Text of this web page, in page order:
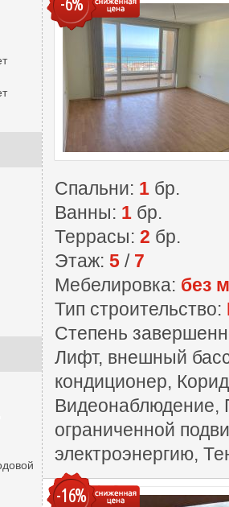
Спальни: 1 бр.
Ванны: 1 бр.
Террасы: 2 бр.
Этаж: 5 / 7
Мебелировка: без
Тип строительство:
Степень
Лифт, внешный
кондиционер,
Видеонаблюдение,
ограниченной
электроэнергию,
-16%